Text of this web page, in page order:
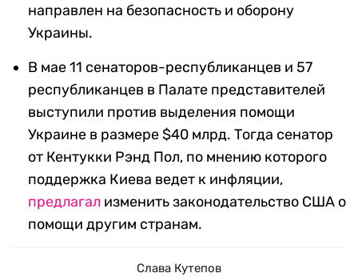
направлен на безопасность и оборону
Украины.
В мае 11 сенаторов-республиканцев и 57
республиканцев в Палате представителей
выступили против выделения помощи
Украине в размере $40 млрд. Тогда сенатор
от Кентукки Рэнд Пол, по мнению которого
поддержка Киева ведет к инфляции,
предлагал изменить законодательство США о
помощи другим странам.
Слава Кутепов